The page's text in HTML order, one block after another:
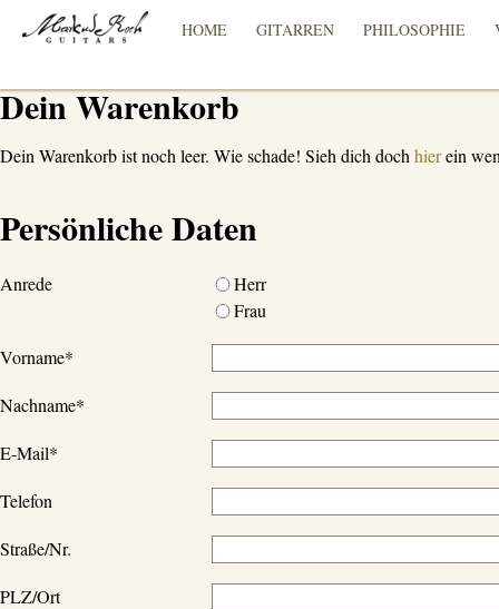
HOME GITARREN PHILOSOPHIE
Dein Warenkorb
Dein Warenkorb ist noch leer. Wie schade! Sieh dich doch hierein
Persönliche Daten
Anrede
Herr
Frau
Vorname*
Nachname*
E-Mail*
Telefon
Straße/Nr.
PLZ/Ort